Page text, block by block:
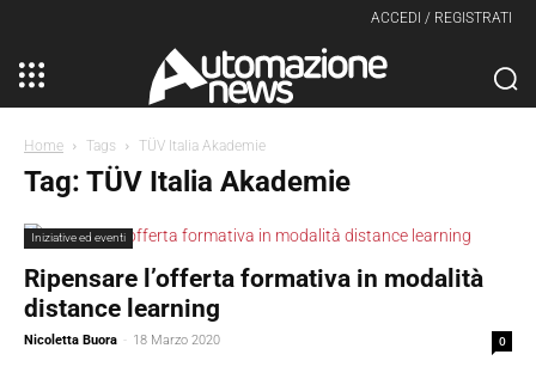
ACCEDI / REGISTRATI
Home Tags TÜV Italia Akademie
Tag: TÜV Italia Akademie
Iniziative ed eventi
Ripensare l’offerta formativa in modalità
distance learning
Nicoletta Buora - 18 Marzo 2020 0